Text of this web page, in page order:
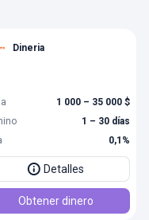
Dineria
1 000 – 35 000 $
1 – 30 días
0,1%
Detalles
Obtener dinero